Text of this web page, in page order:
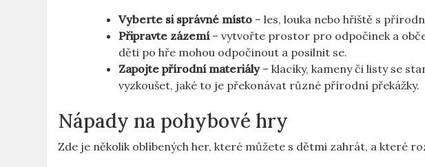
Vyberte si správné místo – les, louka nebo hřiště s
Připravte zázemí– vytvořte prostor pro odpočinek a
děti po hře mohou odpočinout a posilnit se.
Zapojte přírodní materiály– klacíky, kameny či listy se
vyzkoušet, jaké to je překonávat různé přírodní překážky.
Nápady na pohybové hry
Zde je několik oblíbených her, které můžete s dětmi zahrát, a které